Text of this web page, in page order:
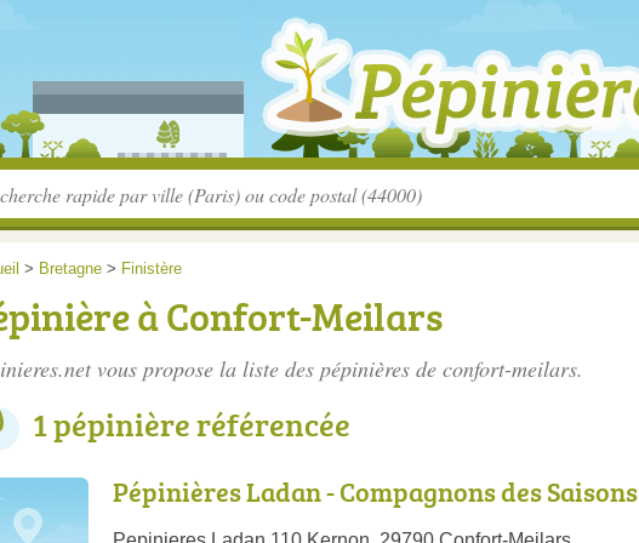
> Bretagne > Finistère
à Confort-Meilars
vous propose la liste des pépinières de confort-meilars.
1 pépinière référencée
Pépinières Ladan - Compagnons des Saisons